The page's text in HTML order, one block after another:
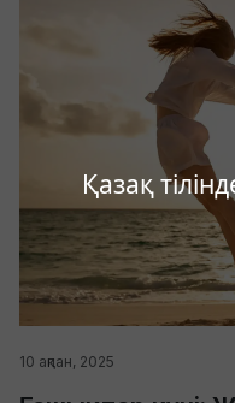
Қазақ
10 ақпан, 2025